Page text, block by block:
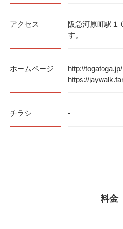
アクセス
阪急河原町駅１
す。
ホームページ
http://togatoga.jp/
https://
チラシ -
料金